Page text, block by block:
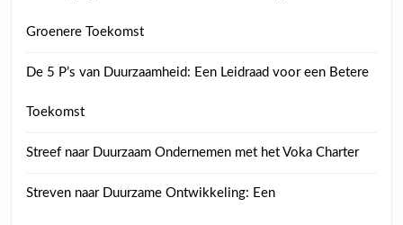
Groenere Toekomst
De 5 P’s van Duurzaamheid: Een Leidraad voor een Betere
Toekomst
Streef naar Duurzaam Ondernemen met het Voka Charter
Streven naar Duurzame Ontwikkeling: Een